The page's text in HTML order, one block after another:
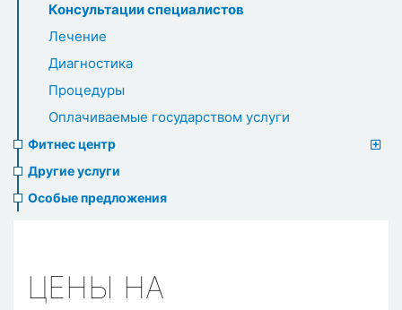
Консультации специалистов
Лечение
Диагностика
Процедуры
Оплачиваемые государством услуги
Фитнес центр
Другие услуги
Особые предложения
ЦЕНЫ НА